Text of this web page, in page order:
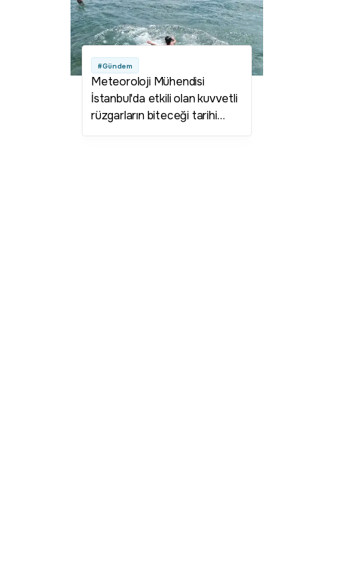
#Gündem
Meteoroloji Mühendisi
İstanbul'da etkili olan kuvvetli
rüzgarların biteceği tarihi